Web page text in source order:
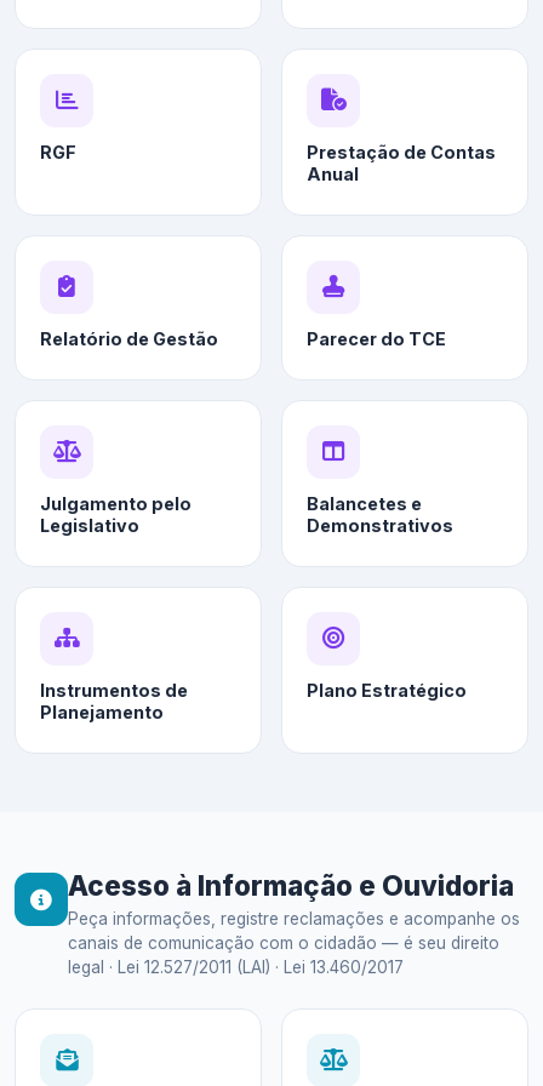
RGF
Prestação de Contas
Anual
Relatório de Gestão Parecer do TCE
Julgamento pelo
Legislativo
Balancetes e
Demonstrativos
Instrumentos de
Planejamento
Plano Estratégico
Acesso à Informação e Ouvidoria
Peça informações, registre reclamações e acompanhe os
canais de comunicação com o cidadão — é seu direito
legal · Lei 12.527/2011 (LAI) · Lei 13.460/2017